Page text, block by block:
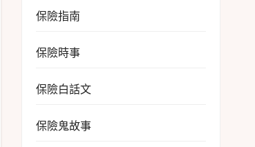
保險指南
保險時事
保險白話文
保險鬼故事